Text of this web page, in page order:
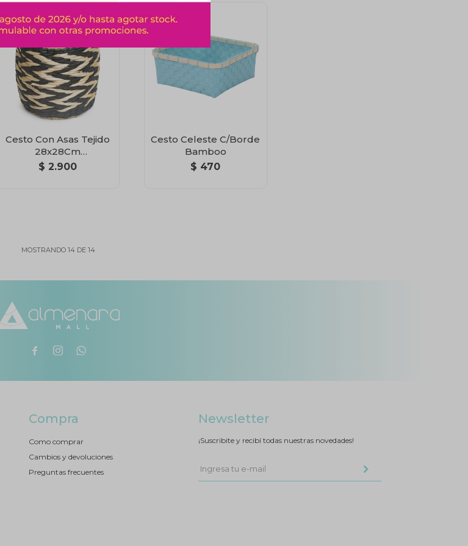
Cesto Con Asas Tejido
28x28Cm
Natural/Negro
$ 2.900
Cesto Celeste C/Borde
Bamboo
$ 470
MOSTRANDO 14DE 14
  
Compra
Como comprar
Cambios y devoluciones
Preguntas frecuentes
Newsletter
¡Suscribite y recibí todas nuestras novedades!